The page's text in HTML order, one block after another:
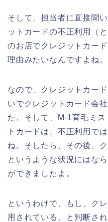
そして、担当者に直接聞
ットカードの不正利用（
のお店でクレジットカー
理由みたいなんですよね。
なので、クレジットカー
いでクレジットカード会
た。そして、M-1育毛ミ
トカードは、不正利用で
ね。そしたら、その後、
というような状況にはな
ができましたよ。
というわけで、もし、ク
用されている、と判断さ